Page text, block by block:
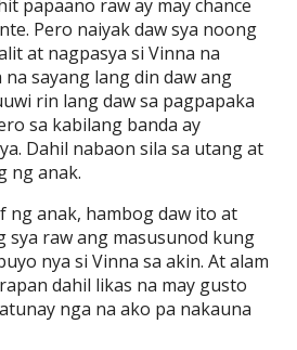
papaano raw ay may chance
Pero naiyak daw sya noong
at nagpasya si Vinna na
na sayang lang din daw ang
rin lang daw sa pagpapaka
sa kabilang banda ay
Dahil nabaon sila sa utang at
ng anak.
ng anak, hambog daw ito at
sya raw ang masusunod kung
nya si Vinna sa akin. At alam
dahil likas na may gusto
nga na ako pa nakauna